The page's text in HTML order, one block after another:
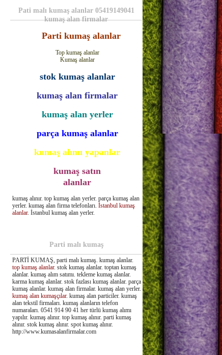
Pati malı kumaş alanlar 05419149041
kumaş alan firmalar
Parti kumaş alanlar
Top kumaş alanlar
Kumaş alanlar
stok kumaş alanlar
kumaş alan firmalar
kumaş alan yerler
parça kumaş alanlar
kumaş alımı yapanlar
kumaş satın
alanlar
kumaş alınır. top kumaş alan yerler. parça kumaş alan
yerler. kumaş alan firma telefonları. İstanbul kumaş
alanlar. İstanbul kumaş alan yerler.
Parti malı kumaş
PARTİ KUMAŞ, parti malı kumaş. kumaş alanlar.
top kumaş alanlar. stok kumaş alanlar. toptan kumaş
alanlar. kumaş alım satımı. tekleme kumaş alanlar.
karma kumaş alanlar. stok fazlası kumaş alanlar. parça
kumaş alanlar. kumaş alan firmalar. kumaş alan yerler.
kumaş alan kumaşçılar. kumaş alan particiler. kumaş
alan tekstil firmaları. kumaş alanların telefon
numaraları. 0541 914 90 41 her türlü kumaş alımı
yapılır. kumaş alınır. top kumaş alınır. parti kumaş
alınır. stok kumaş alınır. spot kumaş alınır.
http://www.kumasalanfirmalar.com